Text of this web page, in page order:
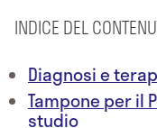
INDICE DEL
Diagnosi e
Tampone per il
studio